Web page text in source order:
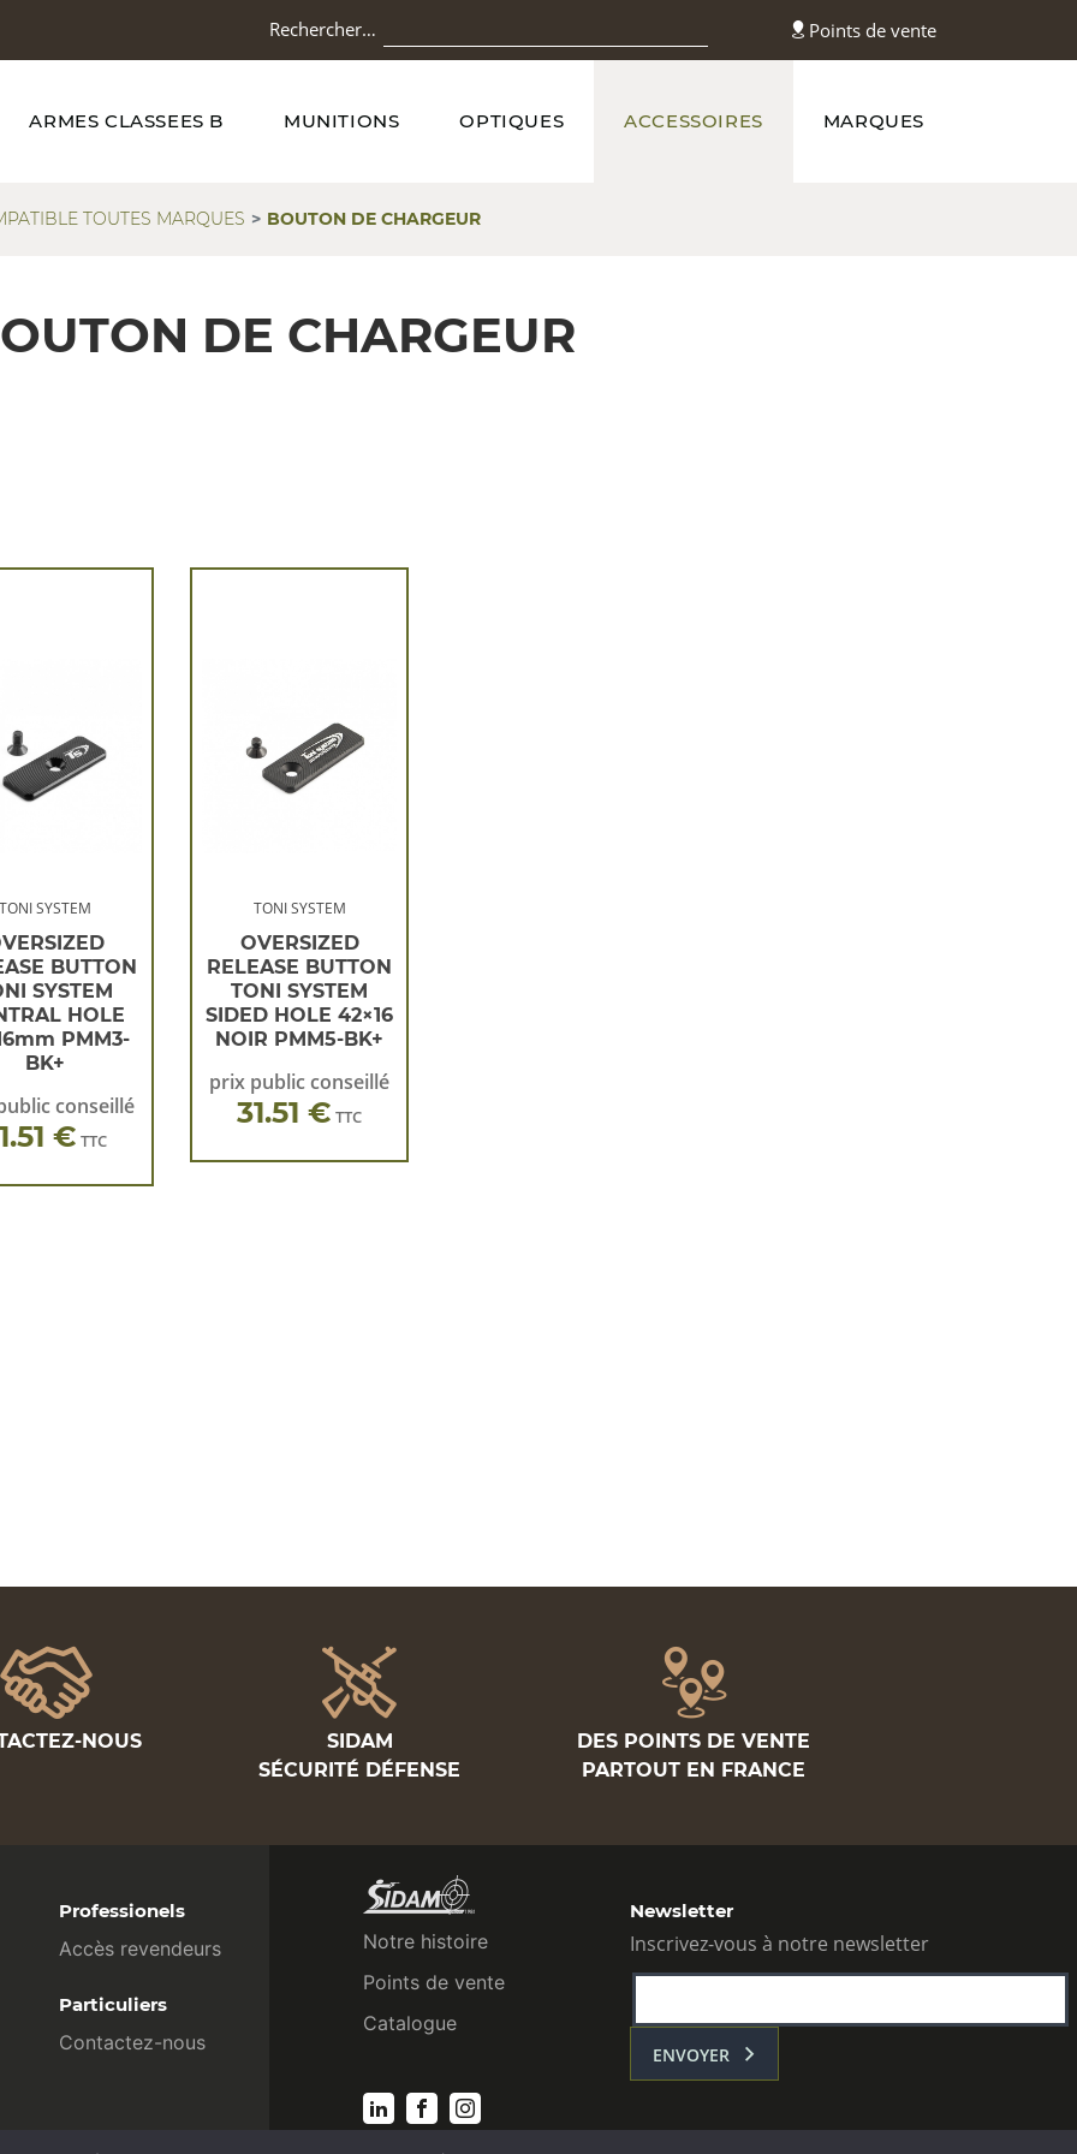
Rechercher… Points de vente
ARMES CLASSEES B MUNITIONS OPTIQUES ACCESSOIRES MARQUES
TOUTES MARQUES BOUTON DE CHARGEUR
DE CHARGEUR
TONI SYSTEM
BUTTON
SYSTEM
HOLE
PMM3-
BK+
conseillé
€ TTC
TONI SYSTEM
OVERSIZED
RELEASE BUTTON
TONI SYSTEM
SIDED HOLE 42×16
NOIR PMM5-BK+
prix public conseillé
31.51 € TTC
NOUS
SIDAM
SÉCURITÉ DÉFENSE
DES POINTS DE VENTE
PARTOUT EN FRANCE
Professionels
Accès revendeurs
Particuliers
Contactez-nous
Notre histoire
Points de vente
Catalogue
Newsletter
Inscrivez-vous à notre newsletter
ENVOYER